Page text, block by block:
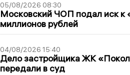
05/08/2026 08:30
Московский ЧОП подал иск к
миллионов рублей
04/08/2026 15:40
Дело застройщика ЖК
передали в суд